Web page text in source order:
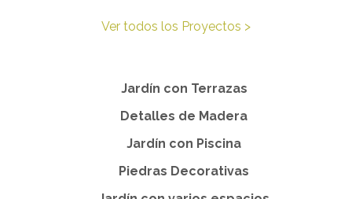
Ver todos los Proyectos >
Jardín con Terrazas
Detalles de Madera
Jardín con Piscina
Piedras Decorativas